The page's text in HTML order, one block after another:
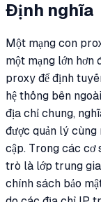
Định nghĩa
Một mạng con
một mạng lớn hơn
proxy để định
hệ thống bên
địa chỉ chung,
được quản lý
cập. Trong các cơ
trò là lớp trung
chính sách bảo